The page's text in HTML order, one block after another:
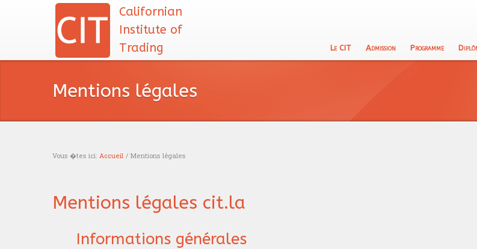
Californian
Institute of
Trading
Le CIT Admission Programme
Mentions légales
Vous �tes ici: Accueil / Mentions légales
Mentions légales cit.la
Informations générales